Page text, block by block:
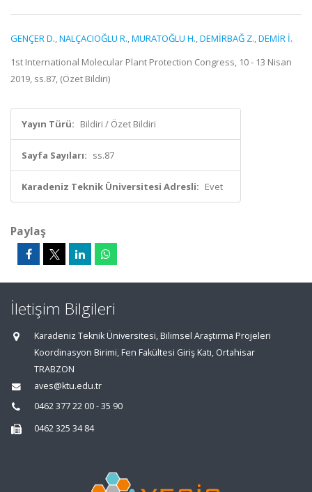
GENÇER D.,NALÇACIOĞLU R.,MURATOĞLU H.,DEMİRBAĞ Z.,DEMİR İ.
1st International Molecular Plant Protection Congress, 10 - 13 Nisan
2019, ss.87, (Özet Bildiri)
Yayın Türü: Bildiri / Özet Bildiri
Sayfa Sayıları: ss.87
Karadeniz Teknik Üniversitesi Adresli: Evet
Paylaş
İletişim Bilgileri
Karadeniz Teknik Üniversitesi, Bilimsel Araştırma Projeleri
Koordinasyon Birimi, Fen Fakültesi Giriş Katı, Ortahisar
TRABZON
aves@ktu.edu.tr
0462 377 22 00 - 35 90
0462 325 34 84